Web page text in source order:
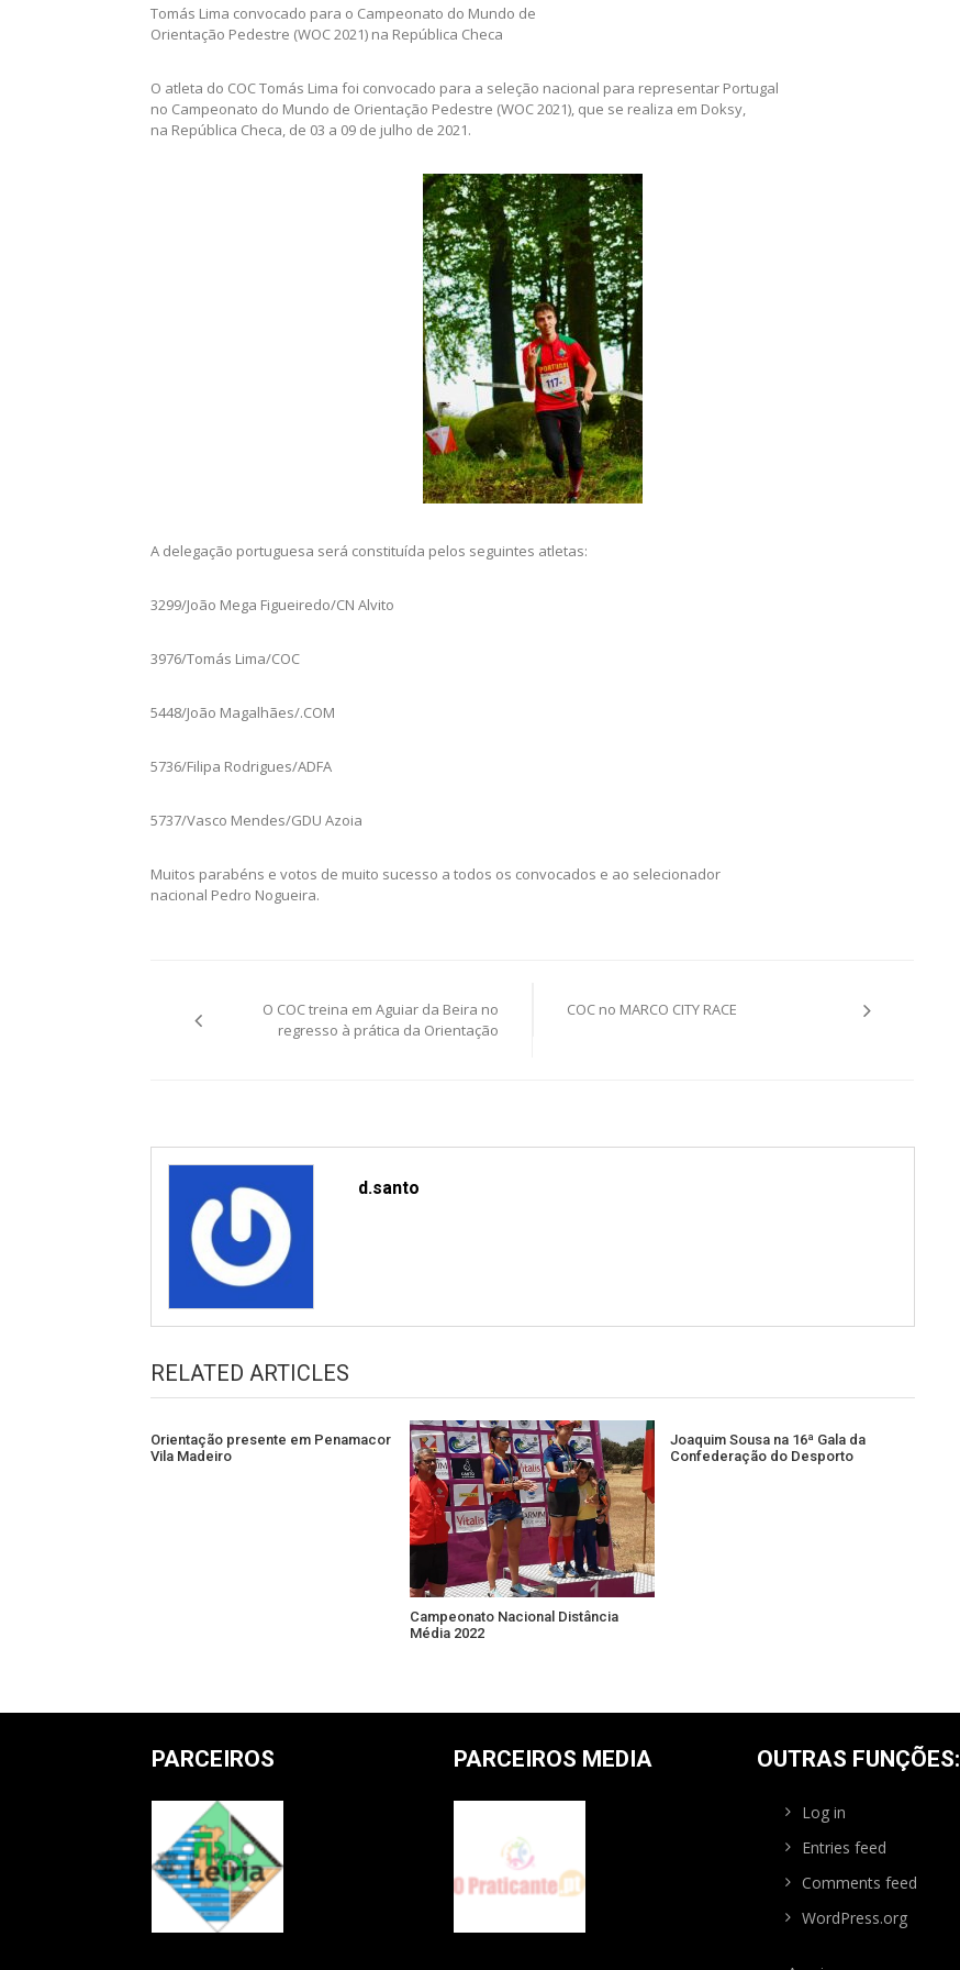
Tomás Lima convocado para o Campeonato do Mundo de
Orientação Pedestre (WOC 2021) na República Checa
O atleta do COC Tomás Lima foi convocado para a seleção nacional para representar Portugal
no Campeonato do Mundo de Orientação Pedestre (WOC 2021), que se realiza em Doksy,
na República Checa, de 03 a 09 de julho de 2021.
A delegação portuguesa será constituída pelos seguintes atletas:
3299/João Mega Figueiredo/CN Alvito
3976/Tomás Lima/COC
5448/João Magalhães/.COM
5736/Filipa Rodrigues/ADFA
5737/Vasco Mendes/GDU Azoia
Muitos parabéns e votos de muito sucesso a todos os convocados e ao selecionador
nacional Pedro Nogueira.
navigation
O COC treina em Aguiar da Beira no
regresso à prática da Orientação
COC no MARCO CITY RACE
d.santo
RELATED ARTICLES
Orientação presente em Penamacor
Vila Madeiro
Campeonato Nacional Distância
Média 2022
Joaquim Sousa na 16ª Gala da
Confederação do Desporto
PARCEIROS PARCEIROS MEDIA OUTRAS FUNÇÕES:
Log in
Entries feed
Comments feed
WordPress.org